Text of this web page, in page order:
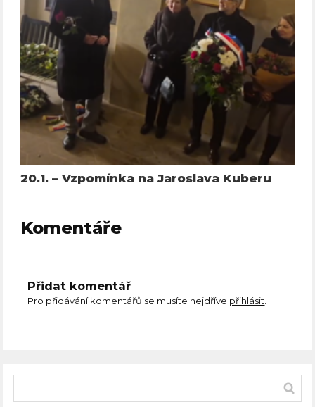
20.1. – Vzpomínka na Jaroslava Kuberu
Komentáře
Přidat komentář
Pro přidávání komentářů se musíte nejdříve přihlásit